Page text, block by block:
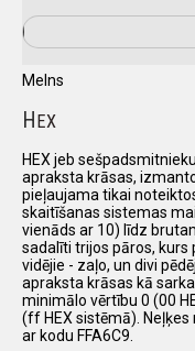
Melns
HEX
HEX jeb
apraksta krāsas,
pieļaujama tikai
skaitīšanas sistemas
vienāds ar 10) līdz
sadalīti trijos pāros, kurs
vidējie - zaļo, un divi
apraksta krāsas kā
minimālo vērtību 0 (00
(ff HEX sistēmā).
ar kodu FFA6C9.